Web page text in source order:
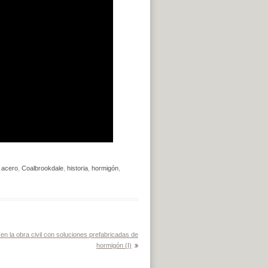
acero, Coalbrookdale, historia, hormigón,
la obra civil con soluciones prefabricadas de
hormigón (I)